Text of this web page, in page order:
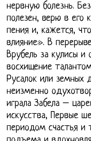
нервную болезнь.
полезен, верю в его
пения и, кажется,
влияние». В
Врубель за кулисы и
восхищение
Русалок или земных
неизменно
играла Забела –
искусства, Первые
периодом счастья и